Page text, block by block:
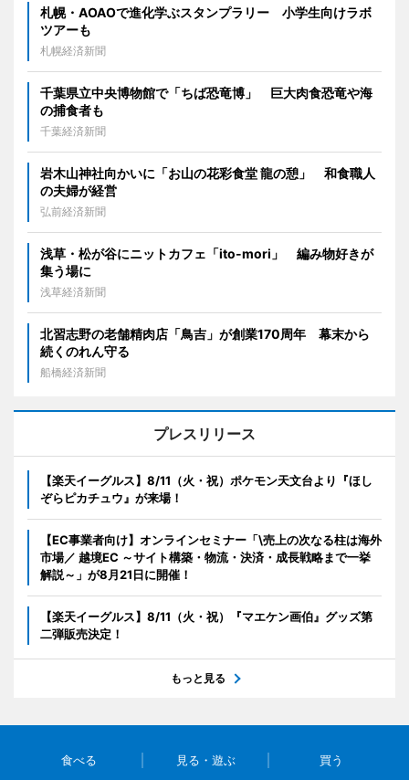
札幌・AOAOで進化学ぶスタンプラリー 小学生向けラボ
ツアーも
札幌経済新聞
千葉県立中央博物館で「ちば恐竜博」 巨大肉食恐竜や海
の捕食者も
千葉経済新聞
岩木山神社向かいに「お山の花彩食堂 龍の憩」 和食職人
の夫婦が経営
弘前経済新聞
浅草・松が谷にニットカフェ「ito-mori」 編み物好きが
集う場に
浅草経済新聞
北習志野の老舗精肉店「鳥吉」が創業170周年 幕末から
続くのれん守る
船橋経済新聞
プレスリリース
【楽天イーグルス】8/11（火・祝）ポケモン天文台より『ほし
ぞらピカチュウ』が来場！
【EC事業者向け】オンラインセミナー「\売上の次なる柱は海外
市場／ 越境EC ～サイト構築・物流・決済・成長戦略まで一挙
解説～」が8月21日に開催！
【楽天イーグルス】8/11（火・祝）『マエケン画伯』グッズ第
二弾販売決定！
もっと見る
食べる 見る・遊ぶ 買う